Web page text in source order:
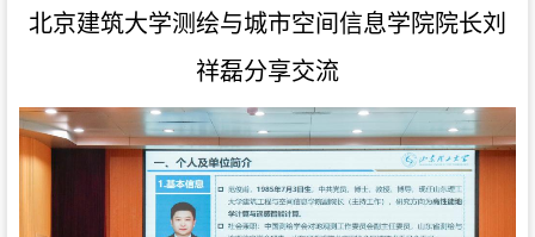
北京建筑大学测绘与城市空间信息学院院长刘
祥磊分享交流